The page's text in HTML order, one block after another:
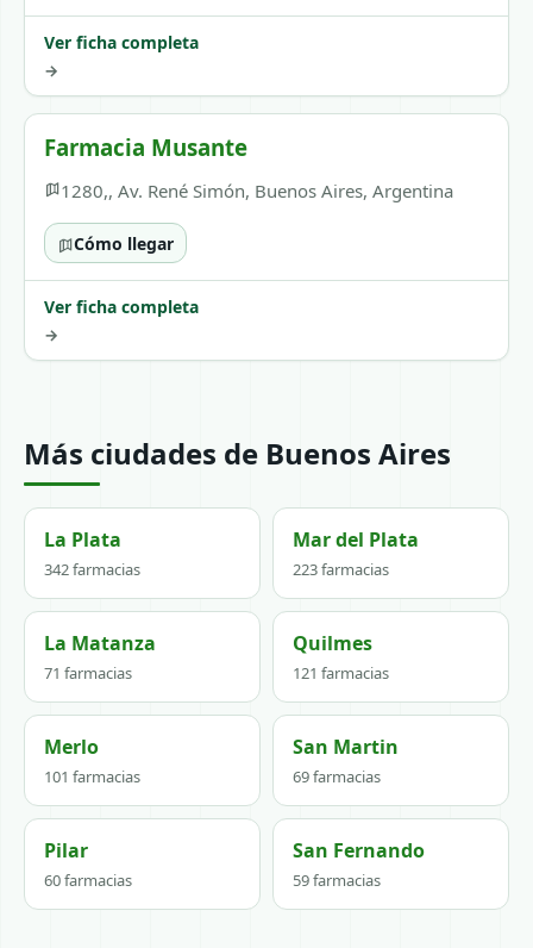
Ver ficha completa
→
Farmacia Musante
1280,, Av. René Simón, Buenos Aires, Argentina
Cómo llegar
Ver ficha completa
→
Más ciudades de Buenos Aires
La Plata
342 farmacias
Mar del Plata
223 farmacias
La Matanza
71 farmacias
Quilmes
121 farmacias
Merlo
101 farmacias
San Martin
69 farmacias
Pilar
60 farmacias
San Fernando
59 farmacias